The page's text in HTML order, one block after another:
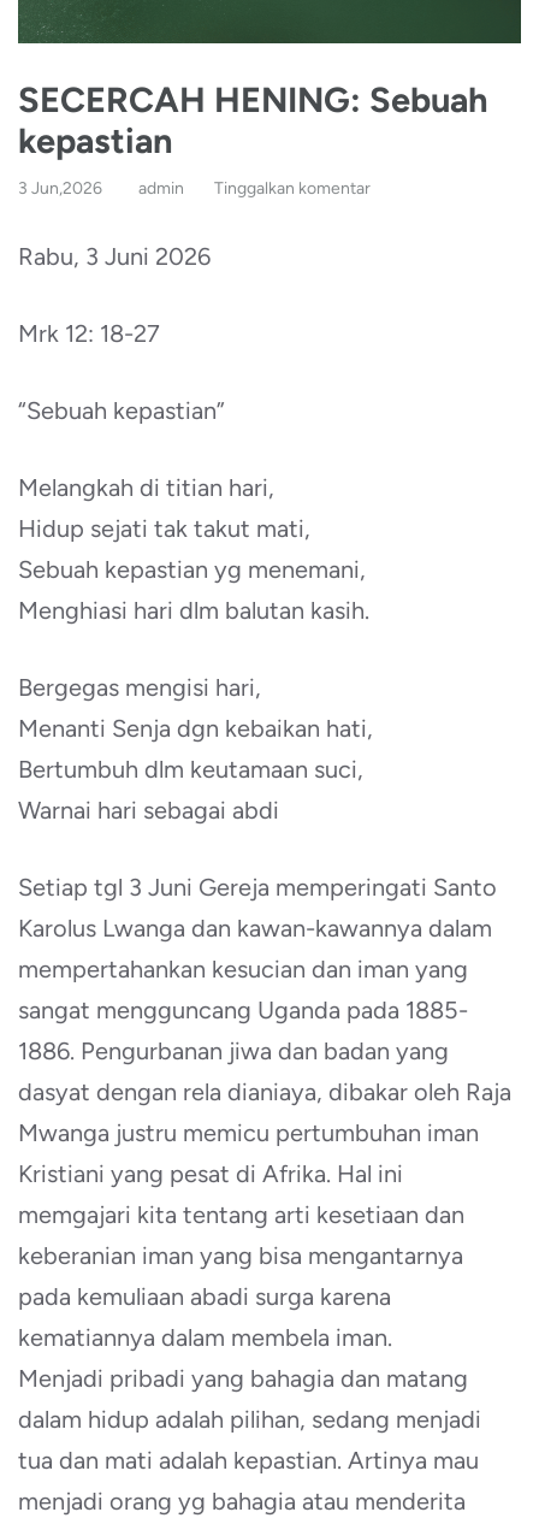
SECERCAH HENING: Sebuah
kepastian
3 Jun,2026 admin Tinggalkan komentar
Rabu, 3 Juni 2026
Mrk 12: 18-27
“Sebuah kepastian”
Melangkah di titian hari,
Hidup sejati tak takut mati,
Sebuah kepastian yg menemani,
Menghiasi hari dlm balutan kasih.
Bergegas mengisi hari,
Menanti Senja dgn kebaikan hati,
Bertumbuh dlm keutamaan suci,
Warnai hari sebagai abdi
Setiap tgl 3 Juni Gereja memperingati Santo
Karolus Lwanga dan kawan-kawannya dalam
mempertahankan kesucian dan iman yang
sangat mengguncang Uganda pada 1885-
1886. Pengurbanan jiwa dan badan yang
dasyat dengan rela dianiaya, dibakar oleh Raja
Mwanga justru memicu pertumbuhan iman
Kristiani yang pesat di Afrika. Hal ini
memgajari kita tentang arti kesetiaan dan
keberanian iman yang bisa mengantarnya
pada kemuliaan abadi surga karena
kematiannya dalam membela iman.
Menjadi pribadi yang bahagia dan matang
dalam hidup adalah pilihan, sedang menjadi
tua dan mati adalah kepastian. Artinya mau
menjadi orang yg bahagia atau menderita